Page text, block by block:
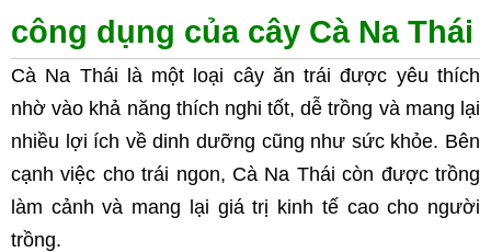
công dụng của cây Cà Na Thái
Cà Na Thái là một loại cây ăn trái được yêu thích
nhờ vào khả năng thích nghi tốt, dễ trồng và mang lại
nhiều lợi ích về dinh dưỡng cũng như sức khỏe. Bên
cạnh việc cho trái ngon, Cà Na Thái còn được trồng
làm cảnh và mang lại giá trị kinh tế cao cho người
trồng.